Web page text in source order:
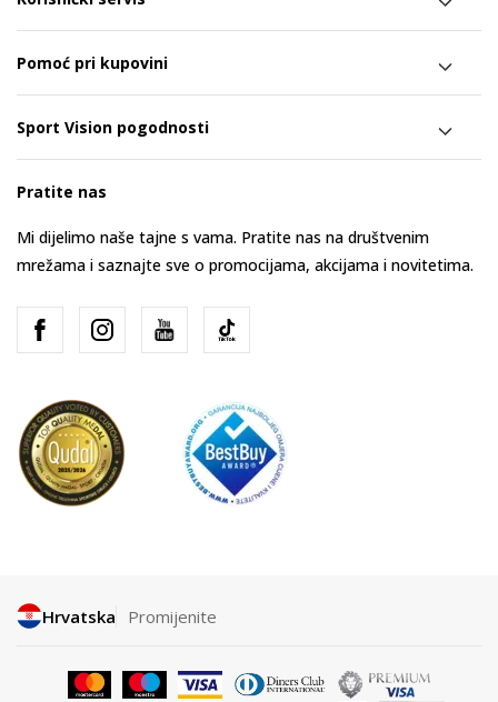
Pomoć pri kupovini
Sport Vision pogodnosti
Pratite nas
Mi dijelimo naše tajne s vama. Pratite nas na društvenim
mrežama i saznajte sve o promocijama, akcijama i novitetima.
Hrvatska Promijenite